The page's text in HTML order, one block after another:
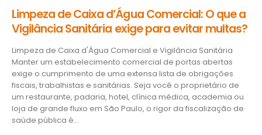
Limpeza de Caixa d’Água Comercial: O que a
Vigilância Sanitária exige para evitar multas?
Limpeza de Caixa d'Água Comercial e Vigilância Sanitária
Manter um estabelecimento comercial de portas abertas
exige o cumprimento de uma extensa lista de obrigações
fiscais, trabalhistas e sanitárias. Seja você o proprietário de
um restaurante, padaria, hotel, clínica médica, academia ou
loja de grande fluxo em São Paulo, o rigor da fiscalização de
saúde pública é...